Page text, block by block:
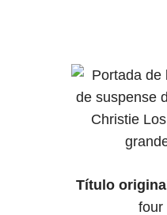
Título original
four